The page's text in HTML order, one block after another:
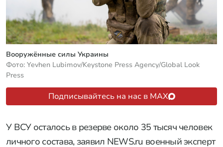
Вооружённые силы Украины
Фото: Yevhen Lubimov/Keystone Press Agency/Global Look
Press
Подписывайтесь на нас в MAX
У ВСУ осталось в резерве около 35 тысяч человек
личного состава, заявил NEWS.ru военный эксперт